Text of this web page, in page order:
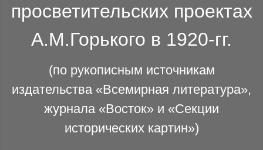
просветительских проектах
А.М.Горького в 1920-гг.
(по рукописным источникам
издательства «Всемирная литература»,
журнала «Восток» и «Секции
исторических картин»)